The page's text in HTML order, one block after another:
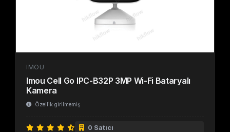
IMOU
Imou Cell Go IPC-B32P 3MP Wi-Fi Bataryalı
Kamera
Özellik girilmemiş
0 Satıcı